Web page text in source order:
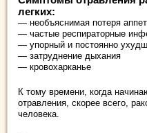
легких:
— необъяснимая потеря
— частые респираторные
— упорный и постоянно
— затруднение дыхания
— кровохарканье
К тому времени, когда
отравления, скорее всего,
человека.